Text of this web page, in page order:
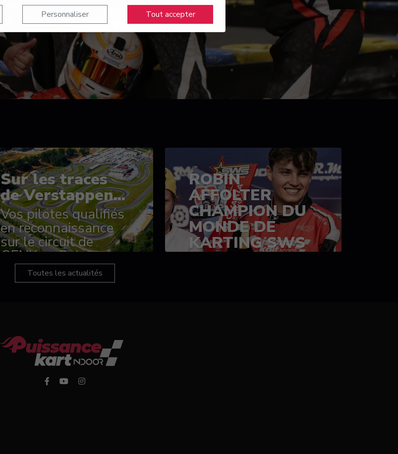
Personnaliser Tout accepter
Sur les traces
de Verstappen...
Vos pilotes qualifiés
en reconnaissance
sur le circuit de
GENK en Belgique
ROBIN
AFFOLTER
CHAMPION DU
MONDE DE
KARTING SWS
Toutes les actualités